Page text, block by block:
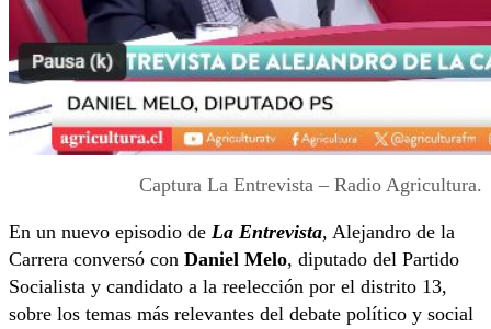
Captura La Entrevista – Radio Agricultura.
En un nuevo episodio de La Entrevista, Alejandro de la
Carrera conversó con Daniel Melo, diputado del Partido
Socialista y candidato a la reelección por el distrito 13,
sobre los temas más relevantes del debate político y social